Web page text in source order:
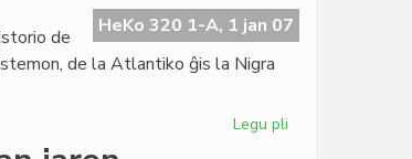
kaj
ITK
HeKo 320 1-A, 1 jan 07
de
de la Atlantiko ĝis la Nigra
Legu pli